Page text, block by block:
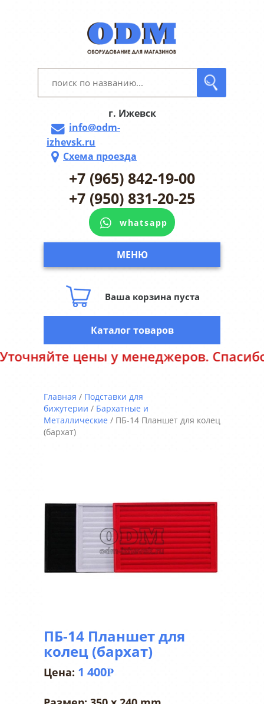
г. Ижевск
info@odm-
izhevsk.ru
Схема проезда
+7 (965) 842-19-00
+7 (950) 831-20-25
whatsapp
МЕНЮ
Ваша корзина пуста
цены у менеджеров. Спасибо за
Каталог товаров
Главная / Подставки для
бижутерии / Бархатные и
Металлические / ПБ-14 Планшет для колец
(бархат)
ПБ-14 Планшет для
колец (бархат)
1 400Р